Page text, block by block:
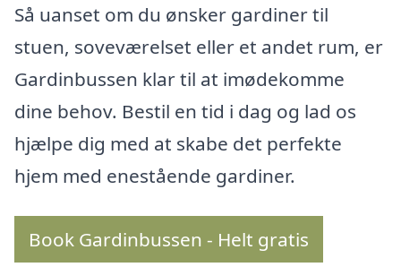
Så uanset om du ønsker gardiner til
stuen, soveværelset eller et andet rum, er
Gardinbussen klar til at imødekomme
dine behov. Bestil en tid i dag og lad os
hjælpe dig med at skabe det perfekte
hjem med enestående gardiner.
Book Gardinbussen - Helt gratis